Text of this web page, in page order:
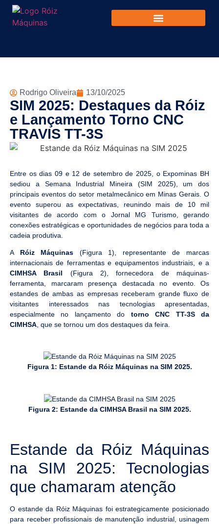
Rodrigo Oliveira 13/10/2025
SIM 2025: Destaques da Róiz
e Lançamento Torno CNC
TRAVIS TT-3S
Entre os dias 09 e 12 de setembro de 2025, o Expominas BH
sediou a Semana Industrial Mineira (SIM 2025), um dos
principais eventos do setor metalmecânico em Minas Gerais. O
evento superou as expectativas, reunindo mais de 10 mil
visitantes de acordo com o Jornal MG Turismo, gerando
conexões estratégicas e oportunidades de negócios para toda a
cadeia produtiva.
A Róiz Máquinas (Figura 1), representante de marcas
internacionais de ferramentas e equipamentos industriais, e a
CIMHSA Brasil (Figura 2), fornecedora de máquinas-
ferramenta, marcaram presença destacada no evento. Os
estandes de ambas as empresas receberam grande fluxo de
visitantes interessados nas tecnologias apresentadas,
especialmente no lançamento do torno CNC TT-3S da
CIMHSA , que se tornou um dos destaques da feira.
Figura 1: Estande da Róiz Máquinas na SIM 2025.
Figura 2: Estande da CIMHSA Brasil na SIM 2025.
Estande da Róiz Máquinas
na SIM 2025: Tecnologias
que chamaram atenção
O estande da Róiz Máquinas foi estrategicamente posicionado
para receber profissionais de manutenção industrial, usinagem